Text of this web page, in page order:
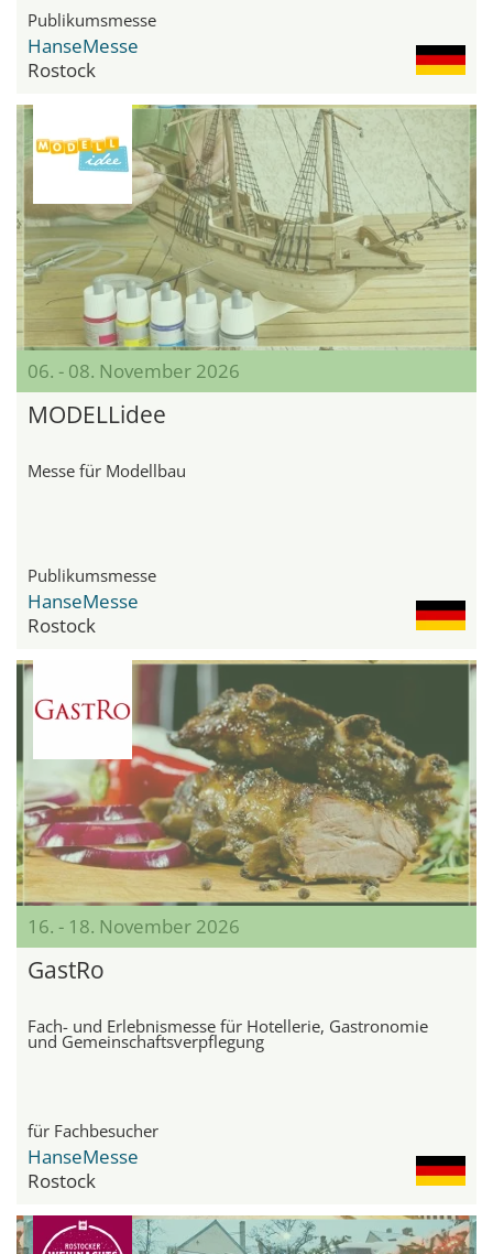
Publikumsmesse
HanseMesse
Rostock
06. - 08. November 2026
MODELLidee
Messe für Modellbau
Publikumsmesse
HanseMesse
Rostock
16. - 18. November 2026
GastRo
Fach- und Erlebnismesse für Hotellerie, Gastronomie
und Gemeinschaftsverpflegung
für Fachbesucher
HanseMesse
Rostock